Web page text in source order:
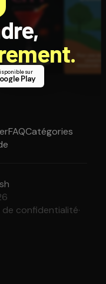
sur
Play
FAQCatégories
de confidentialité·